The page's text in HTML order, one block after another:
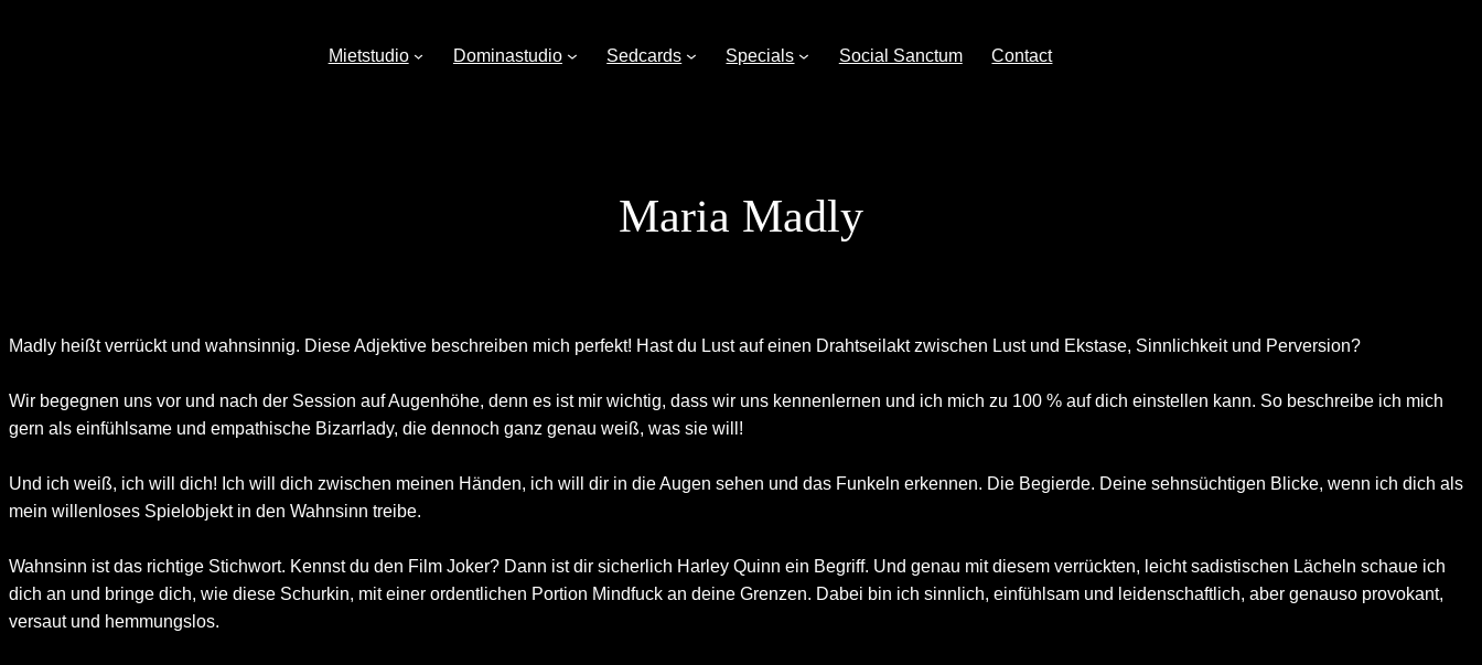
Mietstudio Dominastudio Sedcards Specials Social Sanctum Contact
Maria Madly
Madly heißt verrückt und wahnsinnig. Diese Adjektive beschreiben mich perfekt! Hast du Lust auf einen Drahtseilakt zwischen Lust und Ekstase, Sinnlichkeit und Perversion?
Wir begegnen uns vor und nach der Session auf Augenhöhe, denn es ist mir wichtig, dass wir uns kennenlernen und ich mich zu 100 % auf dich einstellen kann. So beschreibe ich mich
gern als einfühlsame und empathische Bizarrlady, die dennoch ganz genau weiß, was sie will!
Und ich weiß, ich will dich! Ich will dich zwischen meinen Händen, ich will dir in die Augen sehen und das Funkeln erkennen. Die Begierde. Deine sehnsüchtigen Blicke, wenn ich dich als
mein willenloses Spielobjekt in den Wahnsinn treibe.
Wahnsinn ist das richtige Stichwort. Kennst du den Film Joker? Dann ist dir sicherlich Harley Quinn ein Begriff. Und genau mit diesem verrückten, leicht sadistischen Lächeln schaue ich
dich an und bringe dich, wie diese Schurkin, mit einer ordentlichen Portion Mindfuck an deine Grenzen. Dabei bin ich sinnlich, einfühlsam und leidenschaftlich, aber genauso provokant,
versaut und hemmungslos.